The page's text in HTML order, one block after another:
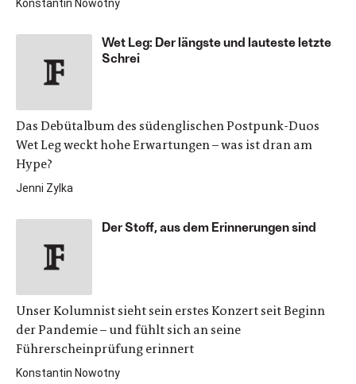
Konstantin Nowotny
Wet Leg: Der längste und lauteste letzte
Schrei
Das Debütalbum des südenglischen Postpunk-Duos
Wet Leg weckt hohe Erwartungen – was ist dran am
Hype?
Jenni Zylka
Der Stoff, aus dem Erinnerungen sind
Unser Kolumnist sieht sein erstes Konzert seit Beginn
der Pandemie – und fühlt sich an seine
Führerscheinprüfung erinnert
Konstantin Nowotny